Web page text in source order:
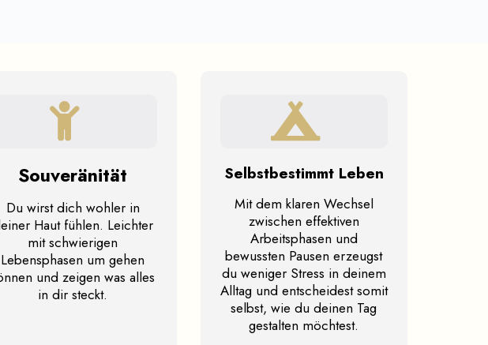
Souveränität
Du wirst dich wohler in
Haut fühlen. Leichter
mit schwierigen
Lebensphasen um gehen
und zeigen was alles
in dir steckt.
Selbstbestimmt Leben
Mit dem klaren Wechsel
zwischen effektiven
Arbeitsphasen und
bewussten Pausen erzeugst
du weniger Stress in deinem
Alltag und entscheidest somit
selbst, wie du deinen Tag
gestalten möchtest.